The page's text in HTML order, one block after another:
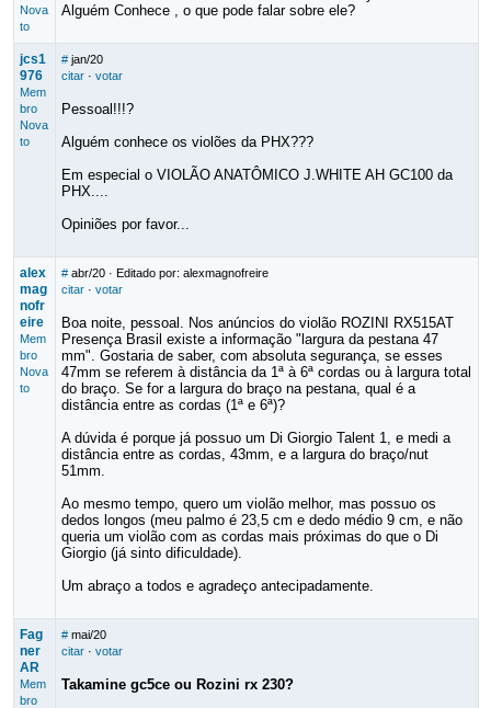
Nova
to
Alguém Conhece , o que pode falar sobre ele?
jcs1
976
Mem
bro
Nova
to
# jan/20
citar· votar
Pessoal!!!?
Alguém conhece os violões da PHX???
Em especial o VIOLÃO ANATÔMICO J.WHITE AH GC100 da
PHX....
Opiniões por favor...
alex
mag
nofr
eire
Mem
bro
Nova
to
# abr/20· Editado por: alexmagnofreire
citar· votar
Boa noite, pessoal. Nos anúncios do violão ROZINI RX515AT
Presença Brasil existe a informação "largura da pestana 47
mm". Gostaria de saber, com absoluta segurança, se esses
47mm se referem à distância da 1ª à 6ª cordas ou à largura total
do braço. Se for a largura do braço na pestana, qual é a
distância entre as cordas (1ª e 6ª)?
A dúvida é porque já possuo um Di Giorgio Talent 1, e medi a
distância entre as cordas, 43mm, e a largura do braço/nut
51mm.
Ao mesmo tempo, quero um violão melhor, mas possuo os
dedos longos (meu palmo é 23,5 cm e dedo médio 9 cm, e não
queria um violão com as cordas mais próximas do que o Di
Giorgio (já sinto dificuldade).
Um abraço a todos e agradeço antecipadamente.
Fag
ner
AR
Mem
bro
# mai/20
citar· votar
Takamine gc5ce ou Rozini rx 230?